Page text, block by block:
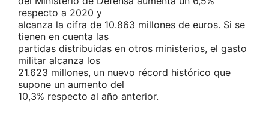
respecto a 2020 y
alcanza la cifra de 10.863 millones de euros. Si se
tienen en cuenta las
partidas distribuidas en otros ministerios, el gasto
militar alcanza los
21.623 millones, un nuevo récord histórico que
supone un aumento del
10,3% respecto al año anterior.